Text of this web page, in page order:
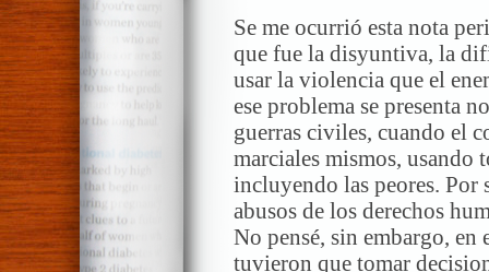
Se me ocurrió esta nota
que fue la disyuntiva, la
usar la violencia que el
ese problema se presenta
guerras civiles, cuando el
marciales mismos,
incluyendo las peores. Por
abusos de los derechos
No pensé, sin embargo,
tuvieron que tomar